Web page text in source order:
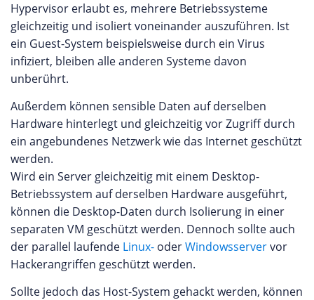
Hypervisor erlaubt es, mehrere Betriebssysteme
gleichzeitig und isoliert voneinander auszuführen. Ist
ein Guest-System beispielsweise durch ein Virus
infiziert, bleiben alle anderen Systeme davon
unberührt.
Außerdem können sensible Daten auf derselben
Hardware hinterlegt und gleichzeitig vor Zugriff durch
ein angebundenes Netzwerk wie das Internet geschützt
werden.
Wird ein Server gleichzeitig mit einem Desktop-
Betriebssystem auf derselben Hardware ausgeführt,
können die Desktop-Daten durch Isolierung in einer
separaten VM geschützt werden. Dennoch sollte auch
der parallel laufende Linux- oderWindowsservervor
Hackerangriffen geschützt werden.
Sollte jedoch das Host-System gehackt werden, können